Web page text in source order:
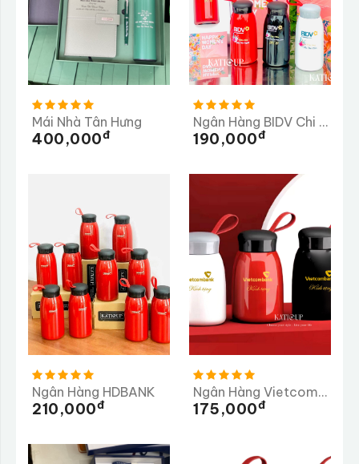
Mái Nhà Tân Hưng
400,000Đ
Ngân Hàng BIDV Chi Nhánh Dung Quất
190,000Đ
Ngân Hàng HDBANK
210,000Đ
Ngân Hàng Vietcombank
175,000Đ